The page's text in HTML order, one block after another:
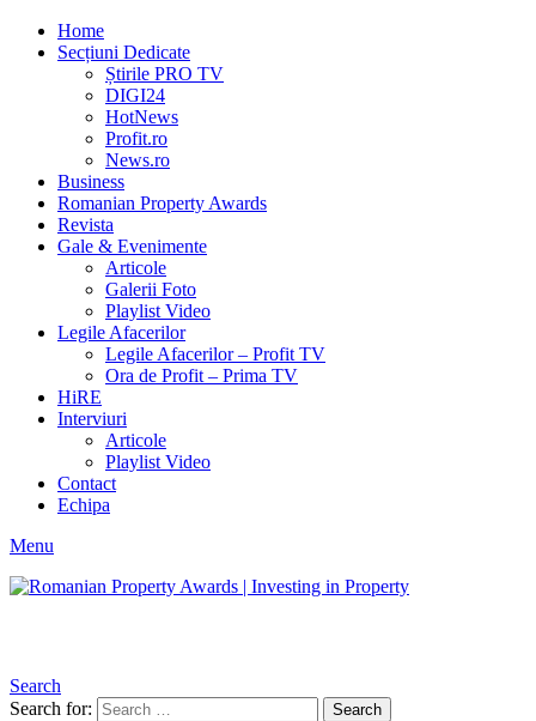
Home
Secțiuni Dedicate
Știrile PRO TV
DIGI24
HotNews
Profit.ro
News.ro
Business
Romanian Property Awards
Revista
Gale & Evenimente
Articole
Galerii Foto
Playlist Video
Legile Afacerilor
Legile Afacerilor – Profit TV
Ora de Profit – Prima TV
HiRE
Interviuri
Articole
Playlist Video
Contact
Echipa
Menu
Search
Search for:
Search